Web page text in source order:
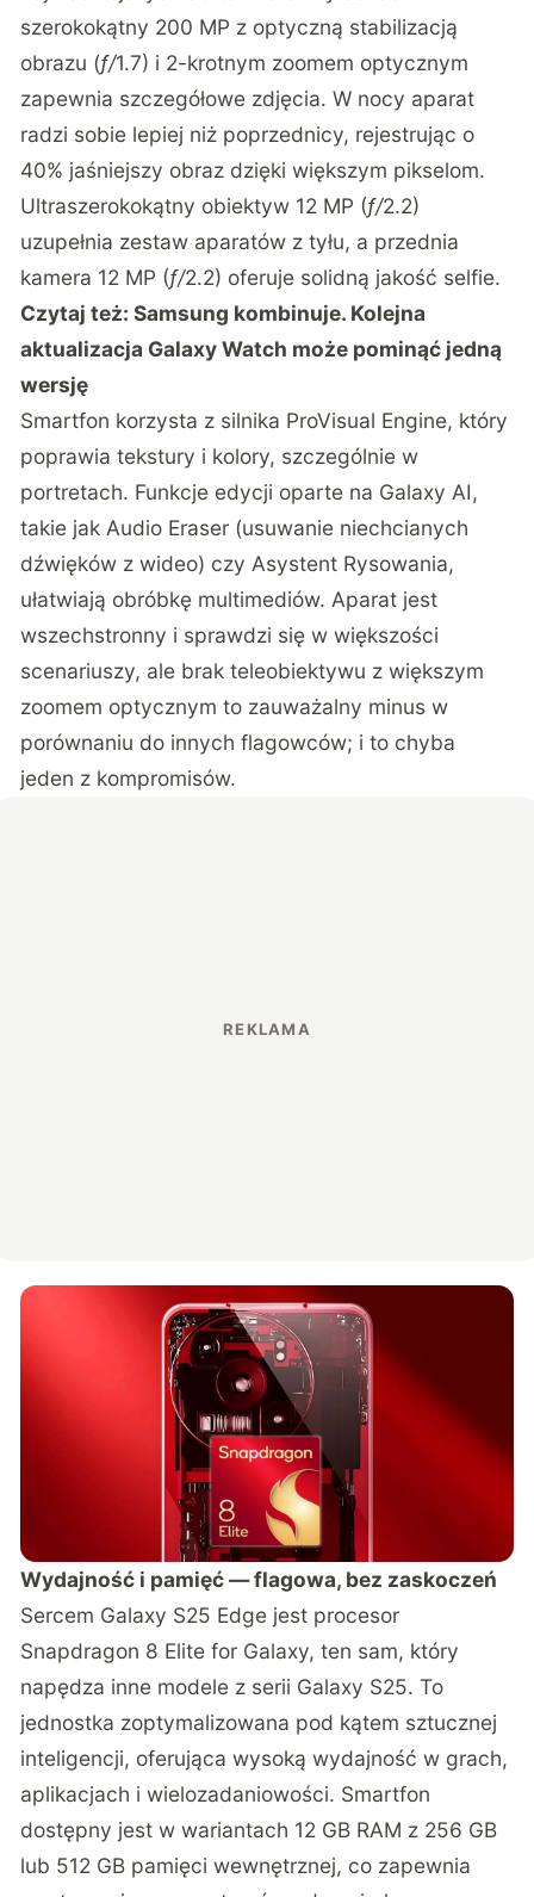
szerokokątny 200 MP z optyczną stabilizacją
obrazu (ƒ/1.7) i 2-krotnym zoomem optycznym
zapewnia szczegółowe zdjęcia. W nocy aparat
radzi sobie lepiej niż poprzednicy, rejestrując o
40% jaśniejszy obraz dzięki większym pikselom.
Ultraszerokokątny obiektyw 12 MP (ƒ/2.2)
uzupełnia zestaw aparatów z tyłu, a przednia
kamera 12 MP (ƒ/2.2) oferuje solidną jakość selfie.
Czytaj też:Samsung kombinuje. Kolejna
aktualizacja Galaxy Watch może pominąć jedną
wersję
Smartfon korzysta z silnika ProVisual Engine, który
poprawia tekstury i kolory, szczególnie w
portretach. Funkcje edycji oparte na Galaxy AI,
takie jak Audio Eraser (usuwanie niechcianych
dźwięków z wideo) czy Asystent Rysowania,
ułatwiają obróbkę multimediów. Aparat jest
wszechstronny i sprawdzi się w większości
scenariuszy, ale brak teleobiektywu z większym
zoomem optycznym to zauważalny minus w
porównaniu do innych flagowców; i to chyba
jeden z kompromisów.
Wydajność i pamięć — flagowa, bez zaskoczeń
Sercem Galaxy S25 Edge jest procesor
Snapdragon 8 Elite for Galaxy, ten sam, który
napędza inne modele z serii Galaxy S25. To
jednostka zoptymalizowana pod kątem sztucznej
inteligencji, oferująca wysoką wydajność w grach,
aplikacjach i wielozadaniowości. Smartfon
dostępny jest w wariantach 12 GB RAM z 256 GB
lub 512 GB pamięci wewnętrznej, co zapewnia